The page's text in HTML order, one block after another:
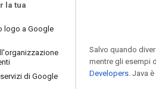
la tua
logo a Google
di Google
Salvo quando
mentre gli esempi
Developers . Java